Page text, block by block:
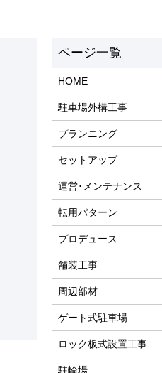
HOME
駐車場外構工事
プランニング
セットアップ
運営･メンテナンス
転用パターン
プロデュース
舗装工事
周辺部材
ゲート式駐車場
ロック板式設置工事
駐輪場